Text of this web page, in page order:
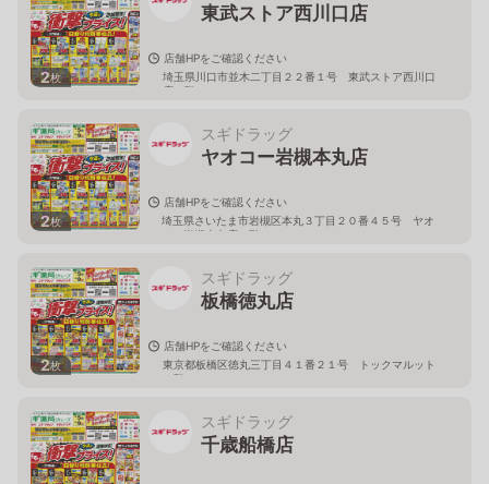
2枚
東武ストア西川口店
店舗HPをご確認ください
埼玉県川口市並木二丁目２２番１号 東武ストア西川口
店２階
2枚
スギドラッグ
ヤオコー岩槻本丸店
店舗HPをご確認ください
埼玉県さいたま市岩槻区本丸３丁目２０番４５号 ヤオ
コー岩槻本丸店２階
2枚
スギドラッグ
板橋徳丸店
店舗HPをご確認ください
東京都板橋区徳丸三丁目４１番２１号 トックマルット
１階
スギドラッグ
千歳船橋店